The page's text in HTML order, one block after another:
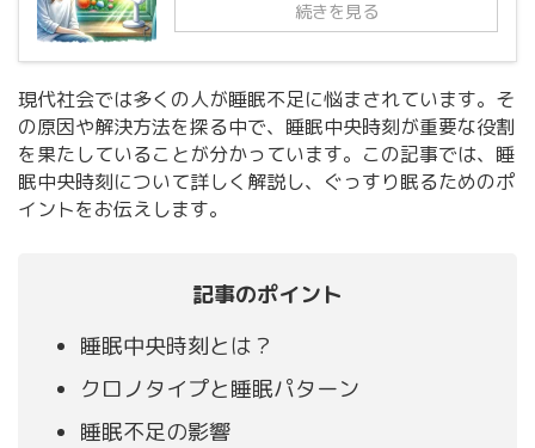
続きを見る
現代社会では多くの人が睡眠不足に悩まされています。そ
の原因や解決方法を探る中で、睡眠中央時刻が重要な役割
を果たしていることが分かっています。この記事では、睡
眠中央時刻について詳しく解説し、ぐっすり眠るためのポ
イントをお伝えします。
記事のポイント
睡眠中央時刻とは？
クロノタイプと睡眠パターン
睡眠不足の影響